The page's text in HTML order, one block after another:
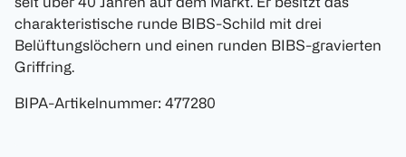
charakteristische runde BIBS-Schild mit drei
Belüftungslöchern und einen runden BIBS-gravierten
Griffring.
BIPA-Artikelnummer: 477280